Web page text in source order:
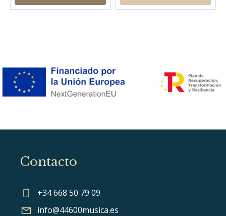
Contacto
+34 668 50 79 09
info@44600musica.es